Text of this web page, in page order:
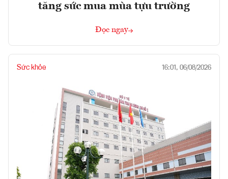
tăng sức mua mùa tựu trường
Đọc ngay
Sức khỏe 16:01, 06/08/2026